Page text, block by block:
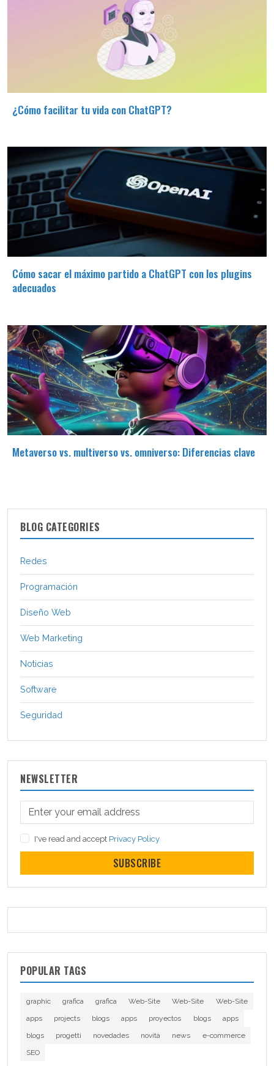
¿Cómo facilitar tu vida con ChatGPT?
Cómo sacar el máximo partido a ChatGPT con los plugins
adecuados
Metaverso vs. multiverso vs. omniverso: Diferencias clave
BLOG CATEGORIES
Redes
Programación
Diseño Web
Web Marketing
Noticias
Software
Seguridad
NEWSLETTER
I've read and accept Privacy Policy
SUBSCRIBE
POPULAR TAGS
graphic grafica grafica Web-Site Web-Site
Web-Site
apps
projects blogs apps proyectos blogs
apps
blogs
progetti novedades novità news
e-commerce
SEO